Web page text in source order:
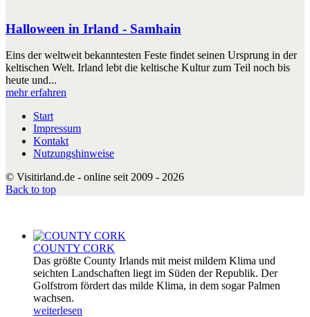
COUNTY CORK
Das größte County Irlands mit meist mildem Klima und
seichten Landschaften liegt im Süden der Republik. Der
Golfstrom fördert das milde Klima, in dem sogar Palmen
wachsen.
weiterlesen
Halloween in Irland - Samhain
Eins der weltweit bekanntesten Feste findet seinen Ursprung in der
keltischen Welt. Irland lebt die keltische Kultur zum Teil noch bis
heute und...
mehr erfahren
Start
Impressum
Kontakt
Nutzungshinweise
© Visitirland.de - online seit 2009 - 2026
Back to top